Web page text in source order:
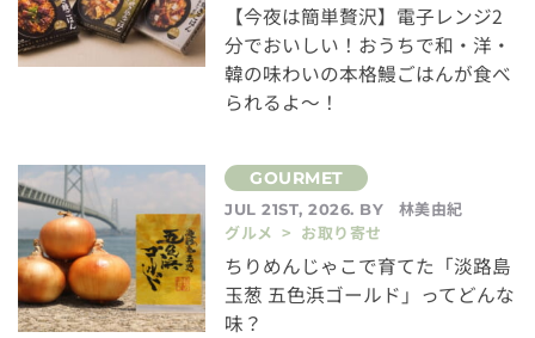
【今夜は簡単贅沢】電子レンジ2
分でおいしい！おうちで和・洋・
韓の味わいの本格鰻ごはんが食べ
られるよ～！
JUL 21ST, 2026. BY
林美由紀
グルメ > お取り寄せ
ちりめんじゃこで育てた「淡路島
玉葱 五色浜ゴールド」ってどんな
味？